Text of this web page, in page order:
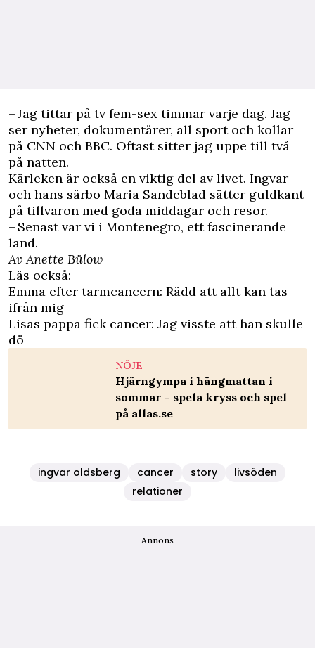
– Jag tittar på tv fem-sex timmar varje dag. Jag
ser nyheter, dokumentärer, all sport och kollar
på CNN och BBC. Oftast sitter jag uppe till två
på natten.
Kärleken är också en viktig del av livet. Ingvar
och hans särbo Maria Sandeblad sätter guldkant
på tillvaron med goda middagar och resor.
– Senast var vi i Montenegro, ett fascinerande
land.
Av Anette Bülow
Läs också:
Emma efter tarmcancern: Rädd att allt kan tas
ifrån mig
Lisas pappa fick cancer: Jag visste att han skulle
dö
NÖJE
Hjärngympa i hängmattan i
sommar – spela kryss och spel
på allas.se
ingvar oldsberg cancer story
livsöden
relationer
Annons